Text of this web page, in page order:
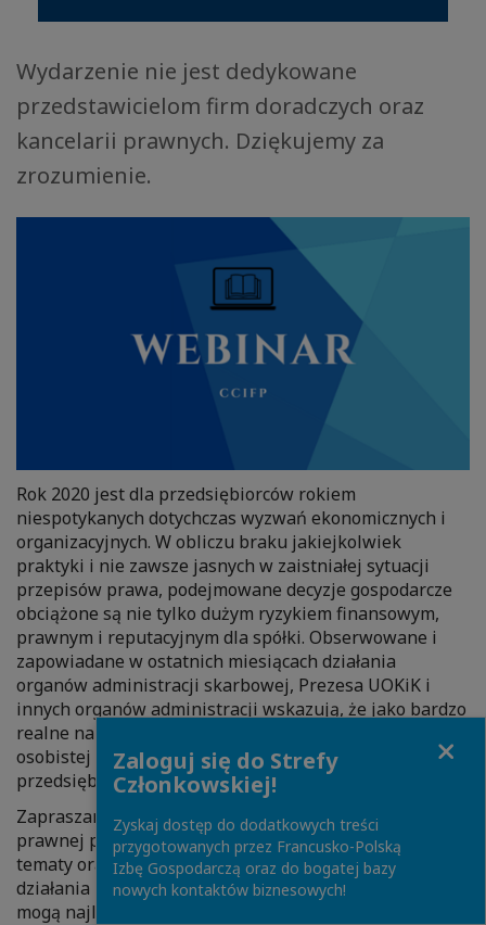
Wydarzenie nie jest dedykowane
przedstawicielom firm doradczych oraz
kancelarii prawnych. Dziękujemy za
zrozumienie.
Rok 2020 jest dla przedsiębiorców rokiem
niespotykanych dotychczas wyzwań ekonomicznych i
organizacyjnych. W obliczu braku jakiejkolwiek
praktyki i nie zawsze jasnych w zaistniałej sytuacji
przepisów prawa, podejmowane decyzje gospodarcze
obciążone są nie tylko dużym ryzykiem finansowym,
prawnym i reputacyjnym dla spółki. Obserwowane i
zapowiadane w ostatnich miesiącach działania
organów administracji skarbowej, Prezesa UOKiK i
innych organów administracji wskazują, że jako bardzo
realne należy także traktować ryzyko egzekwowania
osobistej odpowiedzialności osób zarządzających
przedsiębiorstwem za stwierdzone nieprawidłowości.
Zapraszamy na webinarium, w którym eksperci
prawnej praktyki KPMG w Polsce omówią poniższe
tematy oraz podzielą się swoim doświadczeniem, jakie
działania i rozwiązania wdrożone w przedsiębiorstwie
mogą najlepiej ograniczyć wynikające z nich ryzyka:
Zaloguj się do Strefy
Członkowskiej!
Zyskaj dostęp do dodatkowych treści
przygotowanych przez Francusko-Polską
Izbę Gospodarczą oraz do bogatej bazy
nowych kontaktów biznesowych!